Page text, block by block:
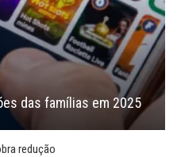
das famílias em 2025
redução